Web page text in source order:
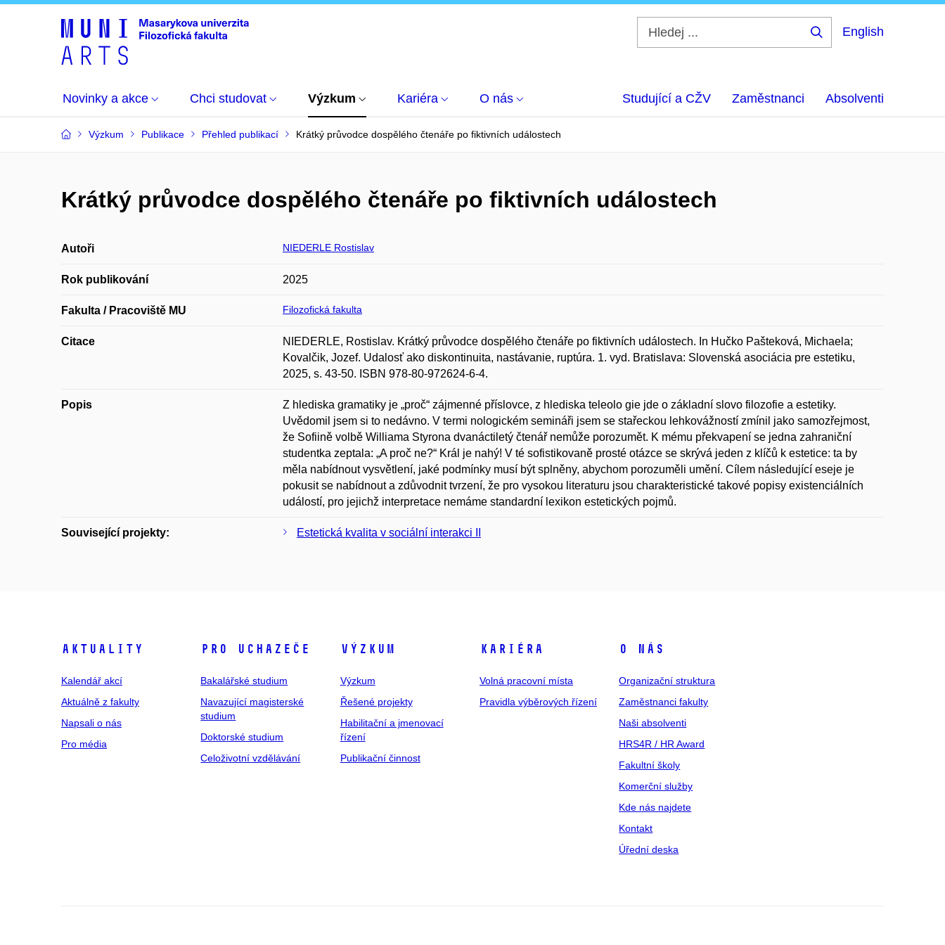
English
Novinky a akce Chci studovat Výzkum Kariéra O nás Studující a CŽV Zaměstnanci Absolventi
Výzkum Publikace Přehled publikací Krátký průvodce dospělého čtenáře po fiktivních událostech
Krátký průvodce dospělého čtenáře po fiktivních událostech
Autoři NIEDERLE Rostislav
Rok publikování 2025
Fakulta / Pracoviště MU Filozofická fakulta
Citace
NIEDERLE, Rostislav. Krátký průvodce dospělého čtenáře po fiktivních událostech. In Hučko Pašteková, Michaela;
Kovalčik, Jozef. Udalosť ako diskontinuita, nastávanie, ruptúra. 1. vyd. Bratislava: Slovenská asociácia pre estetiku,
2025, s. 43-50. ISBN 978-80-972624-6-4.
Popis
Z hlediska gramatiky je „proč“ zájmenné příslovce, z hlediska teleolo gie jde o základní slovo filozofie a estetiky.
Uvědomil jsem si to nedávno. V termi nologickém semináři jsem se stařeckou lehkovážností zmínil jako samozřejmost,
že Sofiině volbě Williama Styrona dvanáctiletý čtenář nemůže porozumět. K mému překvapení se jedna zahraniční
studentka zeptala: „A proč ne?“ Král je nahý! V té sofistikovaně prosté otázce se skrývá jeden z klíčů k estetice: ta by
měla nabídnout vysvětlení, jaké podmínky musí být splněny, abychom porozuměli umění. Cílem následující eseje je
pokusit se nabídnout a zdůvodnit tvrzení, že pro vysokou literaturu jsou charakteristické takové popisy existenciálních
událostí, pro jejichž interpretace nemáme standardní lexikon estetických pojmů.
Související projekty: Estetická kvalita v sociální interakci II
Aktuality
Kalendář akcí
Aktuálně z fakulty
Napsali o nás
Pro média
Pro uchazeče
Bakalářské studium
Navazující magisterské
studium
Doktorské studium
Celoživotní vzdělávání
Výzkum
Výzkum
Řešené projekty
Habilitační a jmenovací
řízení
Publikační činnost
Kariéra
Volná pracovní místa
Pravidla výběrových řízení
O nás
Organizační struktura
Zaměstnanci fakulty
Naši absolventi
HRS4R / HR Award
Fakultní školy
Komerční služby
Kde nás najdete
Kontakt
Úřední deska